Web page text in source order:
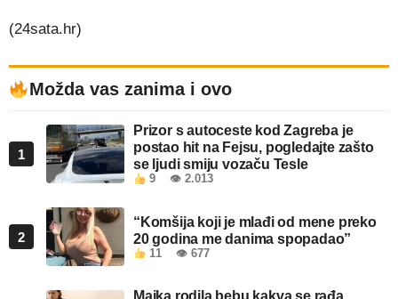
(24sata.hr)
Možda vas zanima i ovo
1
Prizor s autoceste kod Zagreba je
postao hit na Fejsu, pogledajte zašto
se ljudi smiju vozaču Tesle
9 👁 2.013
2
“Komšija koji je mlađi od mene preko
20 godina me danima spopadao”
11 👁 677